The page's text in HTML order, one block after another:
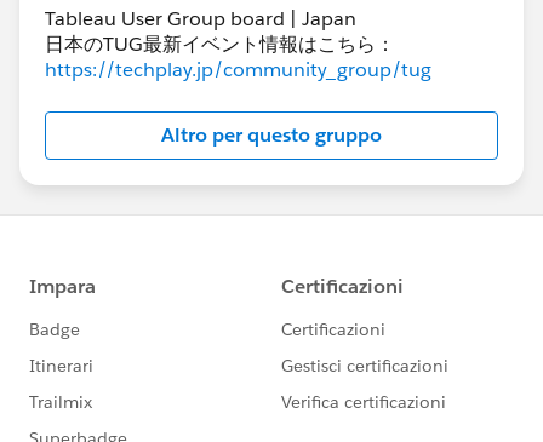
Tableau User Group board | Japan
日本のTUG最新イベント情報はこちら：
https://techplay.jp/community_group/tug
Altro per questo gruppo